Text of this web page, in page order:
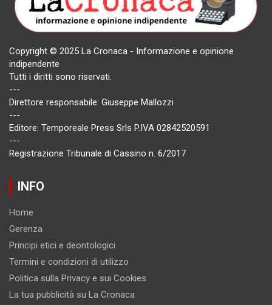
Copyright © 2025 La Cronaca - Informazione e opinione
indipendente
Tutti i diritti sono riservati.
---
Direttore responsabile: Giuseppe Mallozzi
---
Editore: Temporeale Press Srls P.IVA 02842520591
---
Registrazione Tribunale di Cassino n. 6/2017
INFO
Home
Gerenza
Principi etici e deontologici
Termini e condizioni di utilizzo
Politica sulla Privacy e sui Cookies
La tua pubblicità su La Cronaca